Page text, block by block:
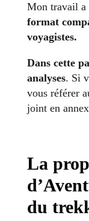
Mon travail a
format
voyagistes.
Dans cette
analyses. Si
vous référer
joint en
La
du